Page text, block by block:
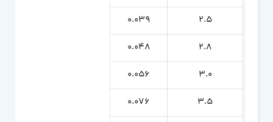
2.5
0.039
2.8
0.048
3.0
0.056
3.5
0.076